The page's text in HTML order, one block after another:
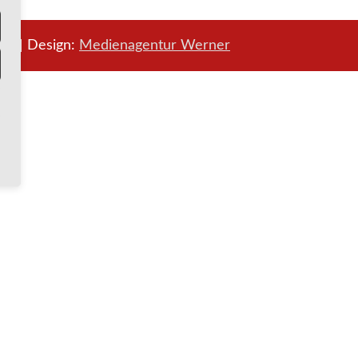
| Design: Medienagentur Werner